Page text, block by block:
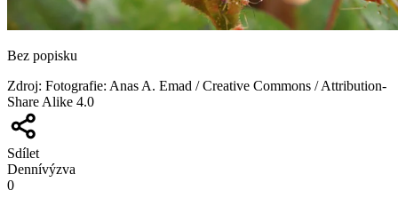
Bez popisku
Zdroj: Fotografie: Anas A. Emad / Creative Commons / Attribution-
Share Alike 4.0
Sdílet
Dennívýzva
0